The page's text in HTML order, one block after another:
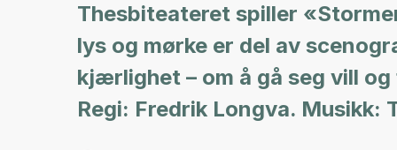
Thesbiteateret spiller
lys og mørke er del av
kjærlighet – om å gå seg vill
Regi: Fredrik Longva. Musikk: